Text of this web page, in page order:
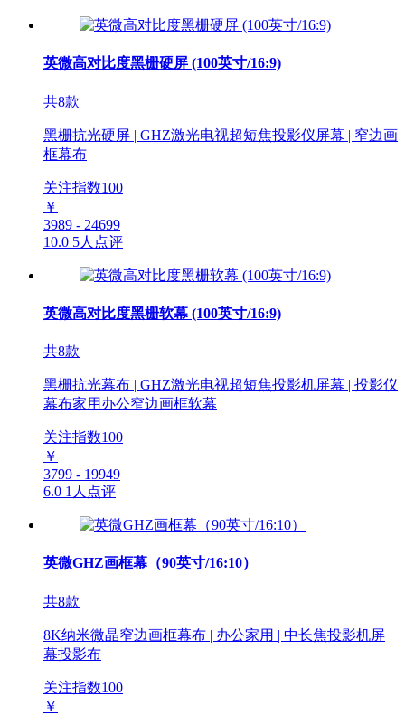
英微高对比度黑栅硬屏 (100英寸/16:9)
共8款
黑栅抗光硬屏 | GHZ激光电视超短焦投影仪屏幕 | 窄边画
框幕布
关注指数100
￥
3989 - 24699
10.0 5人点评
英微高对比度黑栅软幕 (100英寸/16:9)
共8款
黑栅抗光幕布 | GHZ激光电视超短焦投影机屏幕 | 投影仪
幕布家用办公窄边画框软幕
关注指数100
￥
3799 - 19949
6.0 1人点评
英微GHZ画框幕（90英寸/16:10）
共8款
8K纳米微晶窄边画框幕布 | 办公家用 | 中长焦投影机屏
幕投影布
关注指数100
￥